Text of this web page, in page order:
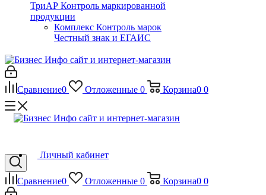
ТриАР Контроль маркированной
продукции
Комплекс Контроль марок
Честный знак и ЕГАИС
Сравнение0 Отложенные 0 Корзина0 0
Сравнение0 Отложенные 0 Корзина0 0
Личный кабинет